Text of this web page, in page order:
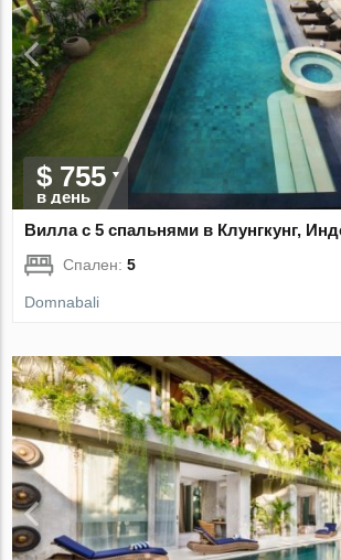
$ 755
в день
Вилла с 5 спальнями в Клунгкунг,
Спален:5
Domnabali